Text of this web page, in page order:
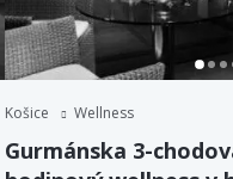
Košice Wellness
Gurmánska 3-